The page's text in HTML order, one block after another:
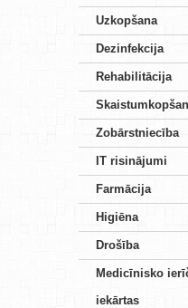
Uzkopšana
Dezinfekcija
Rehabilitācija
Zobārstniecība
IT risinājumi
Farmācija
Higiēna
Drošība
Medicīnisko
iekārtas